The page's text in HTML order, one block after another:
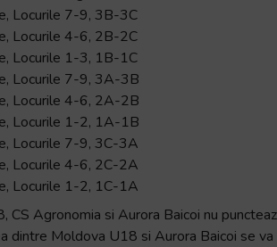
Locurile 7-9, 3B-3C
Locurile 4-6, 2B-2C
Locurile 1-3, 1B-1C
Locurile 7-9, 3A-3B
Locurile 4-6, 2A-2B
Locurile 1-2, 1A-1B
Locurile 7-9, 3C-3A
Locurile 4-6, 2C-2A
Locurile 1-2, 1C-1A
CS Agronomia si Aurora Baicoi nu
dintre Moldova U18 si Aurora Baicoi se